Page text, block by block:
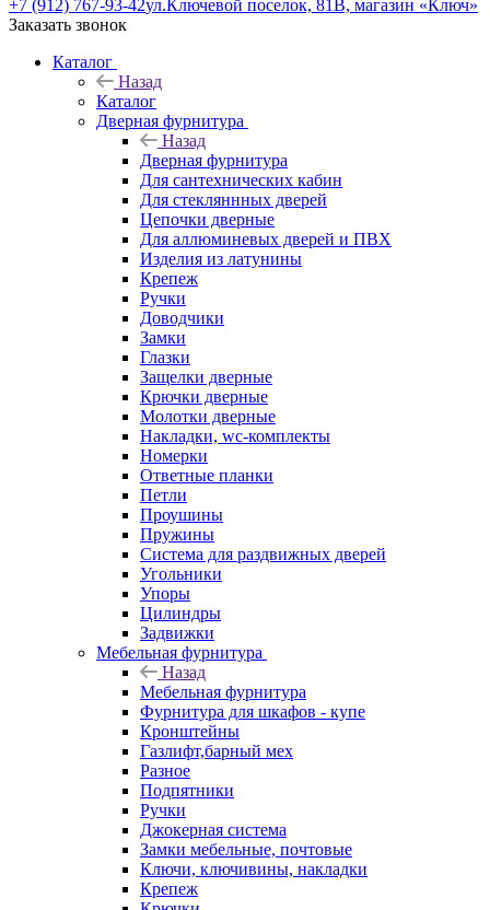
+7 (912) 767-93-42ул.Ключевой поселок, 81В, магазин «Ключ»
Заказать звонок
Каталог
Назад
Каталог
Дверная фурнитура
Назад
Дверная фурнитура
Для сантехнических кабин
Для стекляннных дверей
Цепочки дверные
Для аллюминевых дверей и ПВХ
Изделия из латунины
Крепеж
Ручки
Доводчики
Замки
Глазки
Защелки дверные
Крючки дверные
Молотки дверные
Накладки, wc-комплекты
Номерки
Ответные планки
Петли
Проушины
Пружины
Система для раздвижных дверей
Угольники
Упоры
Цилиндры
Задвижки
Мебельная фурнитура
Назад
Мебельная фурнитура
Фурнитура для шкафов - купе
Кронштейны
Газлифт,барный мех
Разное
Подпятники
Ручки
Джокерная система
Замки мебельные, почтовые
Ключи, ключивины, накладки
Крепеж